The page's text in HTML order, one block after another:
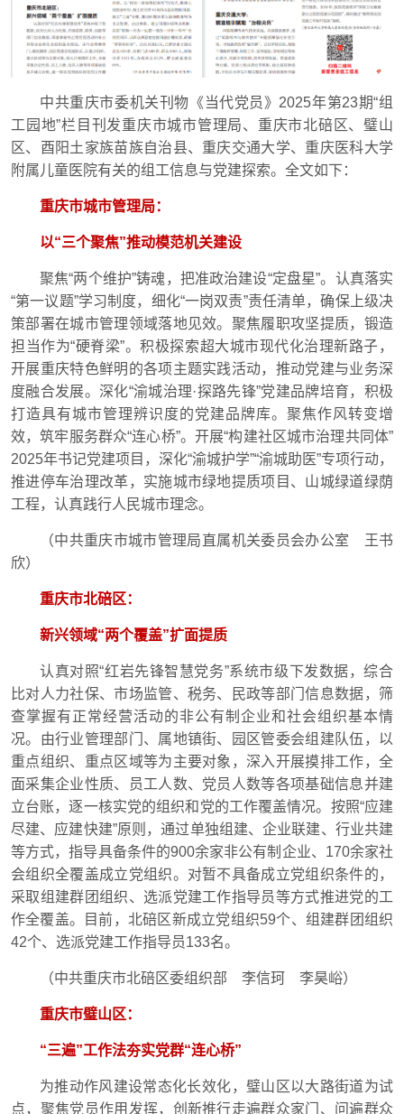
中共重庆市委机关刊物《当代党员》2025年第23期“组
工园地”栏目刊发重庆市城市管理局、重庆市北碚区、璧山
区、酉阳土家族苗族自治县、重庆交通大学、重庆医科大学
附属儿童医院有关的组工信息与党建探索。全文如下：
重庆市城市管理局：
以“三个聚焦”推动模范机关建设
聚焦“两个维护”铸魂，把准政治建设“定盘星”。认真落实
“第一议题”学习制度，细化“一岗双责”责任清单，确保上级决
策部署在城市管理领域落地见效。聚焦履职攻坚提质，锻造
担当作为“硬脊梁”。积极探索超大城市现代化治理新路子，
开展重庆特色鲜明的各项主题实践活动，推动党建与业务深
度融合发展。深化“渝城治理·探路先锋”党建品牌培育，积极
打造具有城市管理辨识度的党建品牌库。聚焦作风转变增
效，筑牢服务群众“连心桥”。开展“构建社区城市治理共同体”
2025年书记党建项目，深化“渝城护学”“渝城助医”专项行动，
推进停车治理改革，实施城市绿地提质项目、山城绿道绿荫
工程，认真践行人民城市理念。
（中共重庆市城市管理局直属机关委员会办公室 王书
欣）
重庆市北碚区：
新兴领域“两个覆盖”扩面提质
认真对照“红岩先锋智慧党务”系统市级下发数据，综合
比对人力社保、市场监管、税务、民政等部门信息数据，筛
查掌握有正常经营活动的非公有制企业和社会组织基本情
况。由行业管理部门、属地镇街、园区管委会组建队伍，以
重点组织、重点区域等为主要对象，深入开展摸排工作，全
面采集企业性质、员工人数、党员人数等各项基础信息并建
立台账，逐一核实党的组织和党的工作覆盖情况。按照“应建
尽建、应建快建”原则，通过单独组建、企业联建、行业共建
等方式，指导具备条件的900余家非公有制企业、170余家社
会组织全覆盖成立党组织。对暂不具备成立党组织条件的，
采取组建群团组织、选派党建工作指导员等方式推进党的工
作全覆盖。目前，北碚区新成立党组织59个、组建群团组织
42个、选派党建工作指导员133名。
（中共重庆市北碚区委组织部 李信珂 李昊峪）
重庆市璧山区：
“三遍”工作法夯实党群“连心桥”
为推动作风建设常态化长效化，璧山区以大路街道为试
点，聚焦党员作用发挥，创新推行走遍群众家门、问遍群众